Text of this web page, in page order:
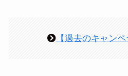
【過去のキャン